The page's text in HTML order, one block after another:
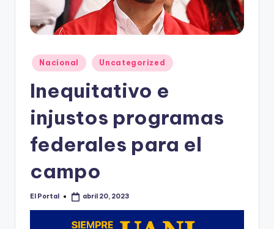
rr
Publicado
en
Nacional Uncategorized
Inequitativo e
injustos programas
federales para el
campo
Publicado
El Portal abril 20, 2023